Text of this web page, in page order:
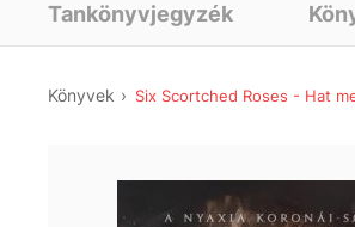
Tankönyvjegyzék
Könyvek Six Scortched Roses - Hat